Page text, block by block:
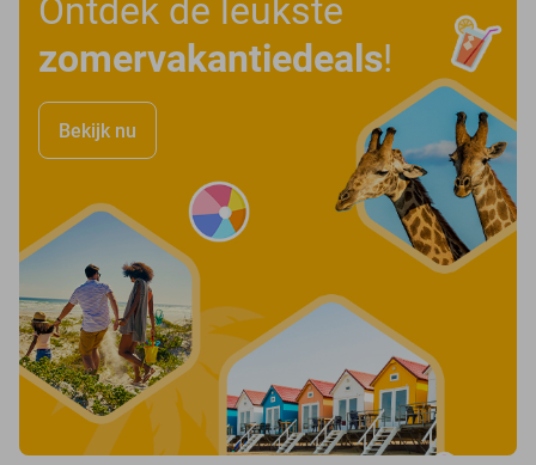
Ontdek de leukste
zomervakantiedeals!
Bekijk nu